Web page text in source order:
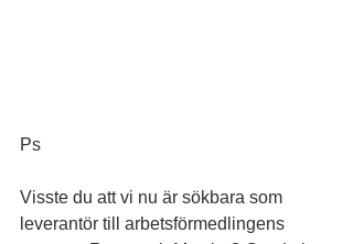
Ps
Visste du att vi nu är sökbara som
leverantör till arbetsförmedlingens